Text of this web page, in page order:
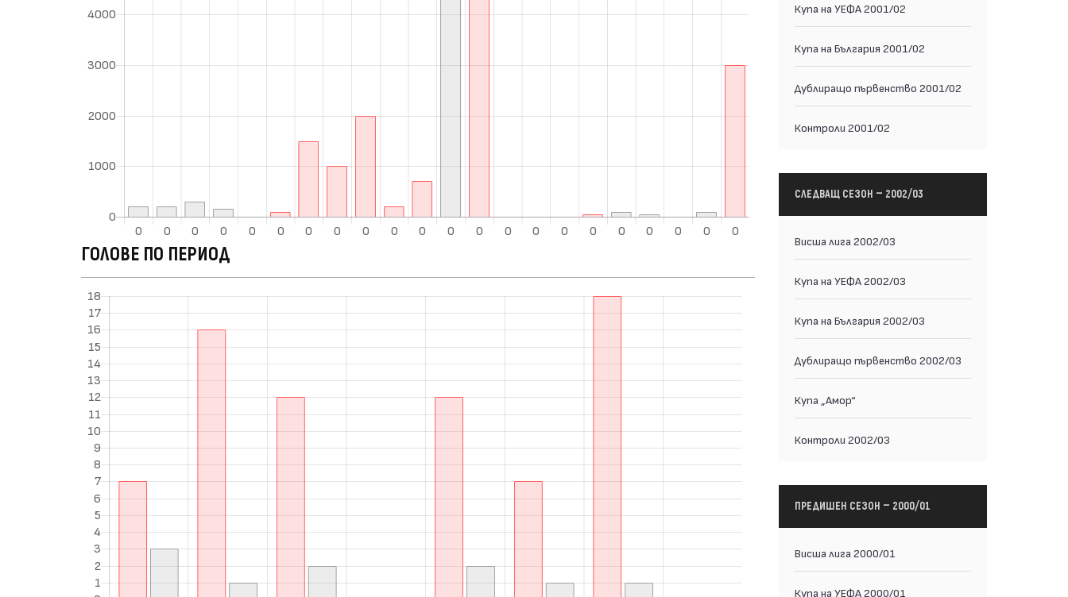
ГОЛОВЕ ПО ПЕРИОД
Купа на УЕФА 2001/02
Купа на България 2001/02
Дублиращо първенство 2001/02
Контроли 2001/02
СЛЕДВАЩ СЕЗОН — 2002/03
Висша лига 2002/03
Купа на УЕФА 2002/03
Купа на България 2002/03
Дублиращо първенство 2002/03
Купа „Амор“
Контроли 2002/03
ПРЕДИШЕН СЕЗОН — 2000/01
Висша лига 2000/01
Купа на УЕФА 2000/01